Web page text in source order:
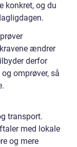
konkret, og du
ændrer
derfor
omprøver, så
transport.
med lokale
og mere